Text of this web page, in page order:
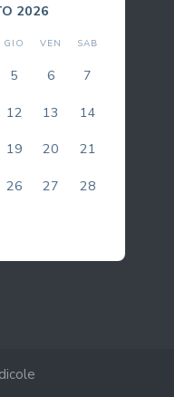
2026
GIO VEN SAB
5 6 7
12 13 14
19 20 21
26 27 28